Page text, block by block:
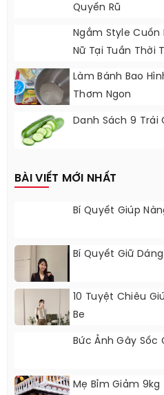
Quyến Rũ
Ngắm Style Cuốn
Nữ Tại Tuần Thời
Làm Bánh Bao
Thơm Ngon
Danh Sách 9 Trái
BÀI VIẾT MỚI NHẤT
Bí Quyết Giúp
Bí Quyết Giữ
10 Tuyệt Chiêu
Be
Bức Ảnh Gây Sốc
Mẹ Bỉm Giảm 9kg